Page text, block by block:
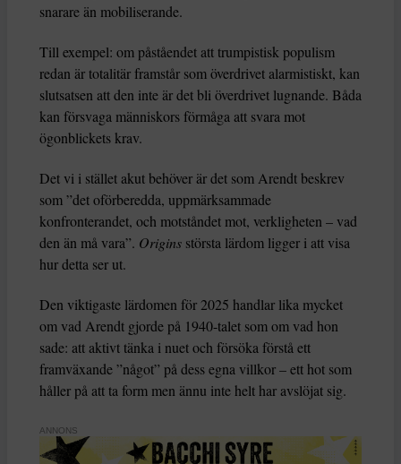
snarare än mobiliserande.
Till exempel: om påståendet att trumpistisk populism
redan är totalitär framstår som överdrivet alarmistiskt, kan
slutsatsen att den inte är det bli överdrivet lugnande. Båda
kan försvaga människors förmåga att svara mot
ögonblickets krav.
Det vi i stället akut behöver är det som Arendt beskrev
som ”det oförberedda, uppmärksammade
konfronterandet, och motståndet mot, verkligheten – vad
den än må vara”. Origins största lärdom ligger i att visa
hur detta ser ut.
Den viktigaste lärdomen för 2025 handlar lika mycket
om vad Arendt gjorde på 1940-talet som om vad hon
sade: att aktivt tänka i nuet och försöka förstå ett
framväxande ”något” på dess egna villkor – ett hot som
håller på att ta form men ännu inte helt har avslöjat sig.
ANNONS